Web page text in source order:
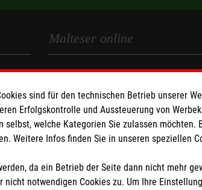
Malteser online
Malteserorden
Malteser Jugend
Malteser International
Sharepoint
sind für den technischen Betrieb unserer
Erfolgskontrolle und Aussteuerung von
welche Kategorien Sie zulassen
Weitere Infos finden Sie in unseren speziellen
da ein Betrieb der Seite dann nicht mehr
notwendigen Cookies zu. Um Ihre